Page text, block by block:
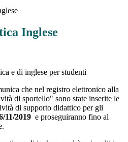
Inglese
e di inglese per studenti
registro elettronico alla
di sportello" sono state inserite le
di supporto didattico per gli
11/2019 e proseguiranno fino al